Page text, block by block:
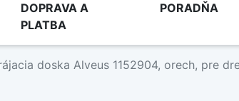
DOPRAVA A
PLATBA
PORADŇA
doska Alveus 1152904, orech, pre